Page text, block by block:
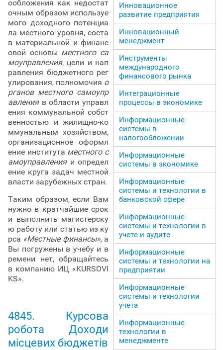
ообложения как недостат
очным образом используе
мого доходного потенциа
ла местного уровня, соста
в материальной и финанс
овой основы местного са
моуправления, цели и нап
равления бюджетного рег
улирования, полномочия о
рганов местного самоупр
авления в области управл
ения коммунальной собст
венностью и жилищно-ко
ммунальным хозяйством,
организационное оформл
ение института местного с
амоуправленияи определ
ение круга задач местной
власти зарубежных стран.
Таким образом, если Вам
нужно в кратчайшие срок
и выполнить магистерску
ю работу или статью из ку
рса «Местные финансы»,а
Вы погружены в учебу и в
ремени нет, обращайтесь
в компанию ИЦ «KURSOVI
KS».
4845. Курсова
робота Доходи
місцевих бюджетів
Инновационное
развитие предприятия
Инновационный
менеджмент
Инструменты
международного
финансового рынка
Интеграционные
процессы в экономике
Информационные
системы в
налогообложении
Информационные
системы в экономике
Информационные
системы и технологии в
банковской сфере
Информационные
системы и технологии в
учете и аудите
Информационные
системы и технологии на
предприятии
Информационные
системы и технологии
учета
Информационные
технологии в
менеджменте